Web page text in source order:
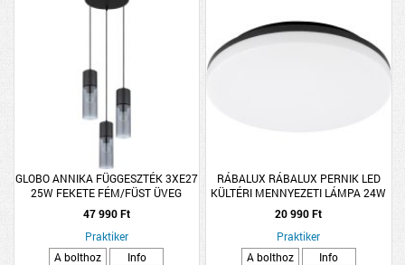
GLOBO ANNIKA FÜGGESZTÉK 3XE27
25W FEKETE FÉM/FÜST ÜVEG
30X150CM IP20
47 990 Ft
Praktiker
A bolthoz
Info
RÁBALUX RÁBALUX PERNIK LED
KÜLTÉRI MENNYEZETI LÁMPA 24W
2565LM 3000K IP54 28CM FEKETE
SZÖGLETES
20 990 Ft
Praktiker
A bolthoz
Info